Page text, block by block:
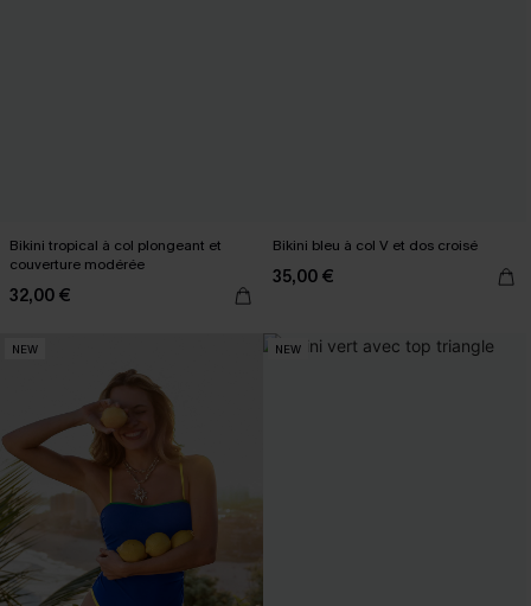
Bikini tropical à col plongeant et
couverture modérée
32,00 €
Bikini bleu à col V et dos croisé
35,00 €
NEW NEW